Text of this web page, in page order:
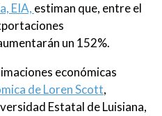
EIA, estiman que, entre el
un 152%.
económicas
de Loren Scott,
Estatal de Luisiana,